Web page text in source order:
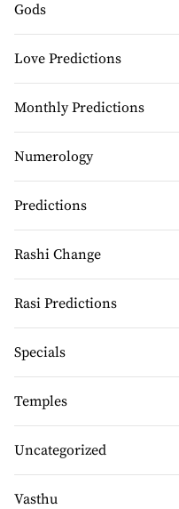
Gods
Love Predictions
Monthly Predictions
Numerology
Predictions
Rashi Change
Rasi Predictions
Specials
Temples
Uncategorized
Vasthu